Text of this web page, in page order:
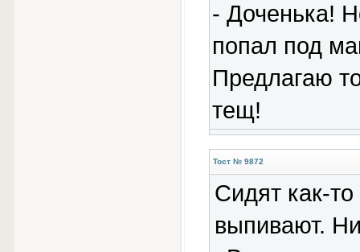
- Доченька!
попал под
Пpедлагаю
тещ!
Тост № 9872
Сидят как-
выпивают.